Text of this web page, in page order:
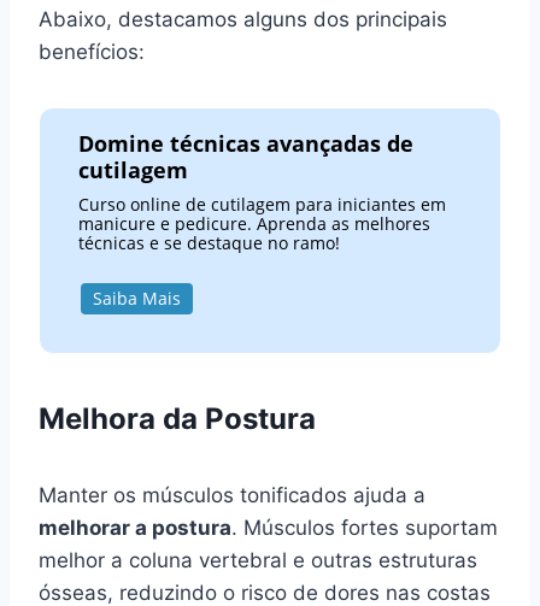
Abaixo, destacamos alguns dos principais
benefícios:
Domine técnicas avançadas de
cutilagem
Curso online de cutilagem para iniciantes em
manicure e pedicure. Aprenda as melhores
técnicas e se destaque no ramo!
Saiba Mais
Melhora da Postura
Manter os músculos tonificados ajuda a
melhorar a postura. Músculos fortes suportam
melhor a coluna vertebral e outras estruturas
ósseas, reduzindo o risco de dores nas costas